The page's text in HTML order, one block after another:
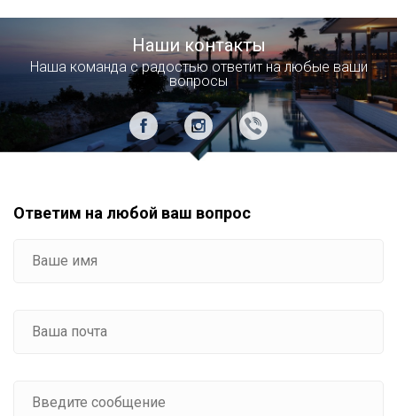
Наши контакты
Наша команда с радостью ответит на любые ваши
вопросы
Ответим на любой ваш вопрос